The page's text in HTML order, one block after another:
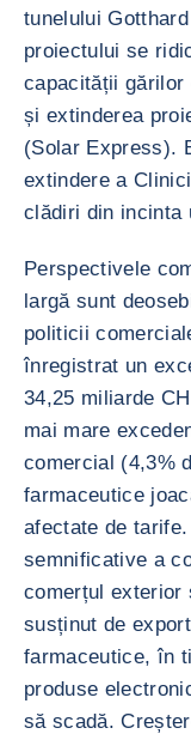
tunelului
proiectului se
capacității gărilor
și extinderea
(Solar Express).
extindere a
clădiri din incinta
Perspectivele
largă sunt
politicii
înregistrat un
34,25 miliarde
mai mare
comercial (4,3%
farmaceutice
afectate de
semnificative a
comerțul exterior
susținut de
farmaceutice, în
produse
să scadă.